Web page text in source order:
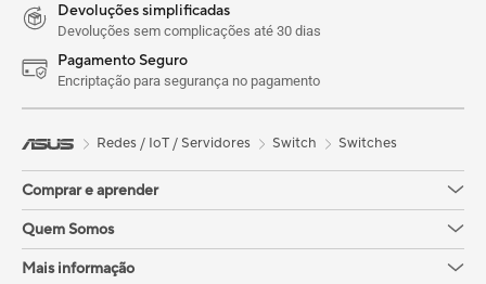
Devoluções simplificadas
Devoluções sem complicações até 30 dias
Pagamento Seguro
Encriptação para segurança no pagamento
Redes / IoT / Servidores Switch Switches
Comprar e aprender
Quem Somos
Mais informação